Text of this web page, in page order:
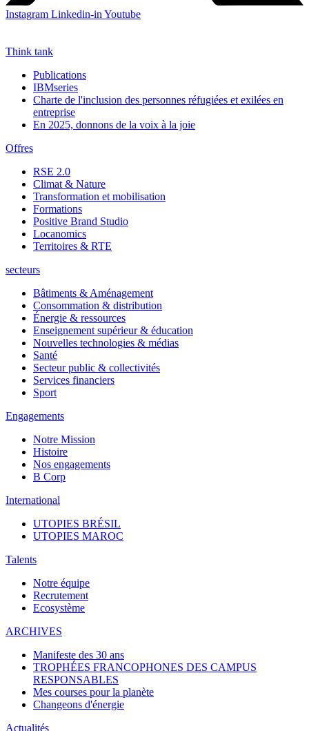
Instagram Linkedin-in Youtube
Think tank
Publications
IBMseries
Charte de l'inclusion des personnes réfugiées et exilées en
entreprise
En 2025, donnons de la voix à la joie
Offres
RSE 2.0
Climat & Nature
Transformation et mobilisation
Formations
Positive Brand Studio
Locanomics
Territoires & RTE
secteurs
Bâtiments & Aménagement
Consommation & distribution
Énergie & ressources
Enseignement supérieur & éducation
Nouvelles technologies & médias
Santé
Secteur public & collectivités
Services financiers
Sport
Engagements
Notre Mission
Histoire
Nos engagements
B Corp
International
UTOPIES BRÉSIL
UTOPIES MAROC
Talents
Notre équipe
Recrutement
Ecosystème
ARCHIVES
Manifeste des 30 ans
TROPHÉES FRANCOPHONES DES CAMPUS
RESPONSABLES
Mes courses pour la planète
Changeons d'énergie
Actualités